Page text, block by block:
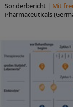
Sonderbericht | Mit
Pharmaceuticals